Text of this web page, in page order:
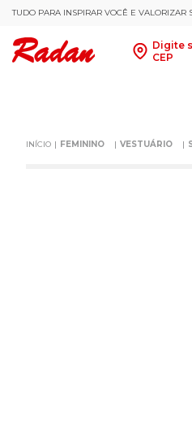
TUDO PARA INSPIRAR VOCÊ E VALORIZAR
Digite
CEP
FEMININO VESTUÁRIO